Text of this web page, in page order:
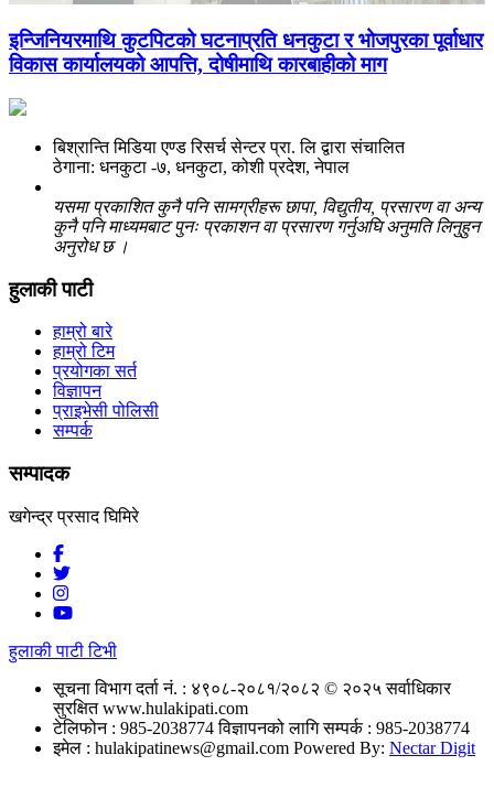
इन्जिनियरमाथि कुटपिटको घटनाप्रति धनकुटा र भोजपुरका पूर्वाधार
विकास कार्यालयको आपत्ति, दोषीमाथि कारबाहीको माग
बिश्रान्ति मिडिया एण्ड रिसर्च सेन्टर प्रा. लि द्वारा संचालित
ठेगाना: धनकुटा -७, धनकुटा, कोशी प्रदेश, नेपाल
यसमा प्रकाशित कुनै पनि सामग्रीहरू छापा, विद्युतीय, प्रसारण वा अन्य
कुनै पनि माध्यमबाट पुनः प्रकाशन वा प्रसारण गर्नुअघि अनुमति लिनुहुन
अनुरोध छ ।
हुलाकी पाटी
हाम्रो बारे
हाम्रो टिम
प्रयोगका सर्त
विज्ञापन
प्राइभेसी पोलिसी
सम्पर्क
सम्पादक
खगेन्द्र प्रसाद घिमिरे
हुलाकी पाटी टिभी
सूचना विभाग दर्ता नं. : ४९०८-२०८१/२०८२ © २०२५ सर्वाधिकार
सुरक्षित www.hulakipati.com
टेलिफोन : 985-2038774विज्ञापनको लागि सम्पर्क : 985-2038774
इमेल : hulakipatinews@gmail.com Powered By: Nectar Digit